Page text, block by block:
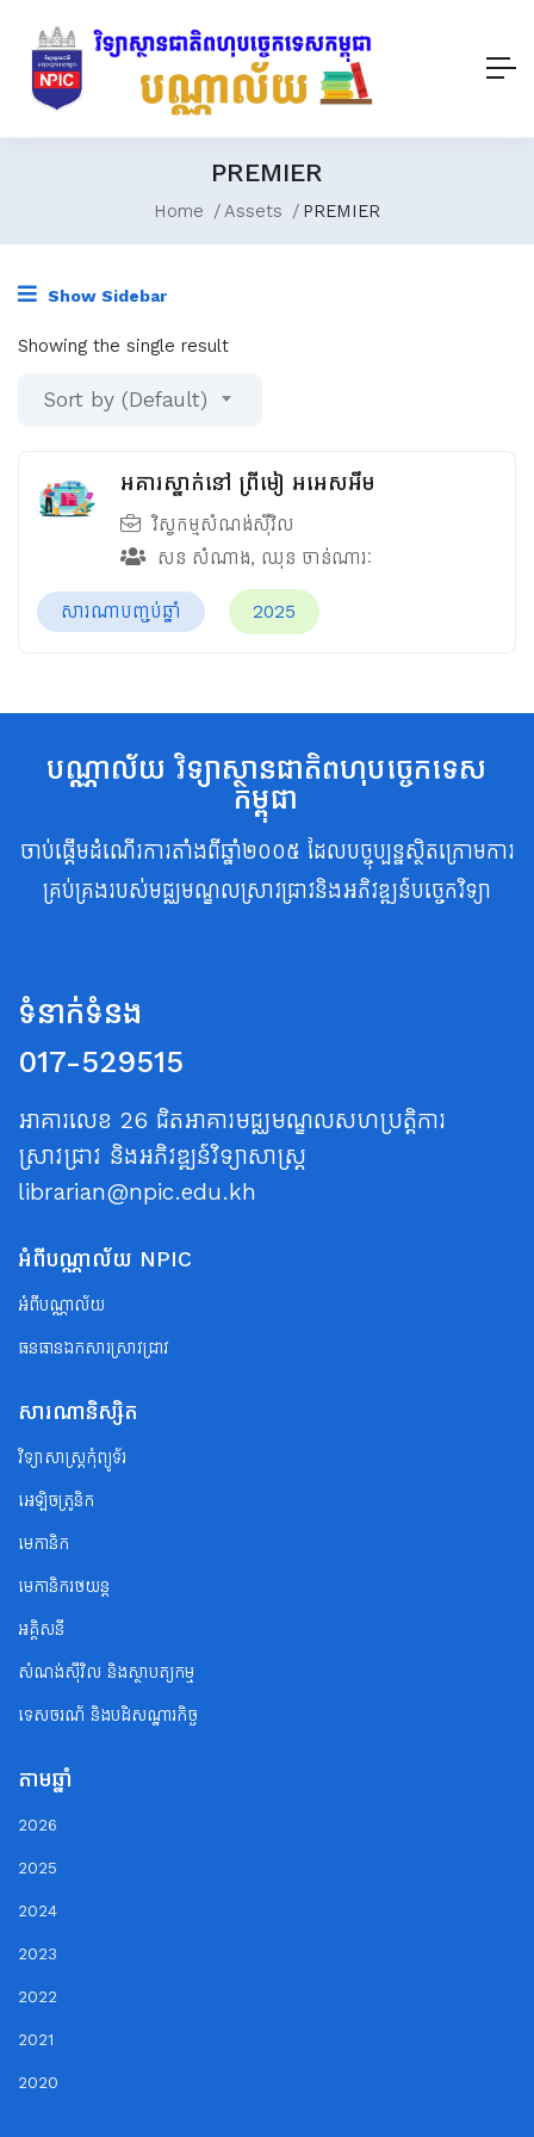
PREMIER
Home Assets PREMIER
Show Sidebar
Showing the single result
Sort by (Default)
អគារស្នាក់នៅ ព្រីមៀ អអេសអឹម
វិស្វកម្មសំណង់ស៊ីវិល
សន សំណាង, ឈុន ចាន់ណារៈ
សារណាបញ្ចប់ឆ្នាំ 2025
បណ្ណាល័យ វិទ្យាស្ថានជាតិពហុបច្ចេកទេស
កម្ពុជា
ចាប់ផ្តើមដំណើរការតាំងពីឆ្នាំ២០០៥ ដែលបច្ចុប្បន្នស្ថិតក្រោមការ
គ្រប់គ្រងរបស់មជ្ឈមណ្ឌលស្រាវជ្រាវនិងអភិវឌ្ឍន៍បច្ចេកវិទ្យា
ទំនាក់ទំនង
017-529515
អាគារលេខ 26 ជិតអាគារមជ្ឈមណ្ឌលសហប្រត្តិការ
ស្រាវជ្រាវ និងអភិវឌ្ឍន៍វិទ្យាសាស្ត្រ
librarian@npic.edu.kh
អំពីបណ្ណាល័យ NPIC
អំពីបណ្ណាល័យ
ធនធានឯកសារស្រាវជ្រាវ
សារណានិស្សិត
វិទ្យាសាស្ត្រកុំព្យូទ័រ
អេឡិចត្រូនិក
មេកានិក
មេកានិករថយន្ត
អគ្គិសនី
សំណង់ស៊ីវិល និងស្ថាបត្យកម្ម
ទេសចរណ័ និងបដិសណ្ឋារកិច្ច
តាមឆ្នាំ
2026
2025
2024
2023
2022
2021
2020